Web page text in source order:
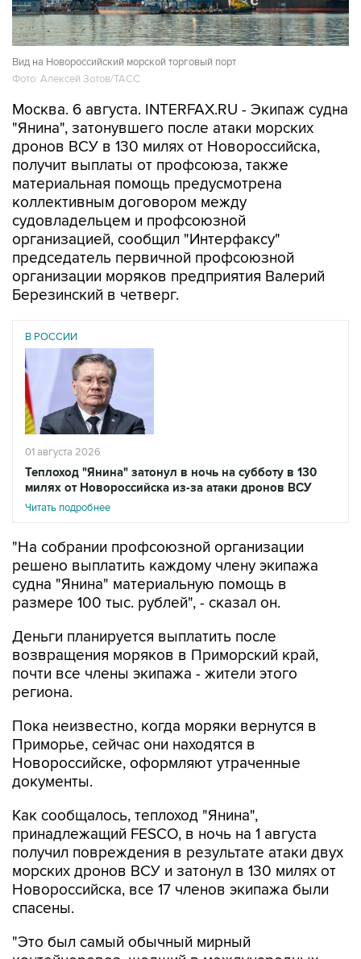
Вид на Новороссийский морской торговый порт
Фото: Алексей Зотов/ТАСС
Москва. 6 августа. INTERFAX.RU - Экипаж судна
"Янина", затонувшего после атаки морских
дронов ВСУ в 130 милях от Новороссийска,
получит выплаты от профсоюза, также
материальная помощь предусмотрена
коллективным договором между
судовладельцем и профсоюзной
организацией, сообщил "Интерфаксу"
председатель первичной профсоюзной
организации моряков предприятия Валерий
Березинский в четверг.
В РОССИИ
01 августа 2026
Теплоход "Янина" затонул в ночь на субботу в 130
милях от Новороссийска из-за атаки дронов ВСУ
Читать подробнее
"На собрании профсоюзной организации
решено выплатить каждому члену экипажа
судна "Янина" материальную помощь в
размере 100 тыс. рублей", - сказал он.
Деньги планируется выплатить после
возвращения моряков в Приморский край,
почти все члены экипажа - жители этого
региона.
Пока неизвестно, когда моряки вернутся в
Приморье, сейчас они находятся в
Новороссийске, оформляют утраченные
документы.
Как сообщалось, теплоход "Янина",
принадлежащий FESCO, в ночь на 1 августа
получил повреждения в результате атаки двух
морских дронов ВСУ и затонул в 130 милях от
Новороссийска, все 17 членов экипажа были
спасены.
"Это был самый обычный мирный